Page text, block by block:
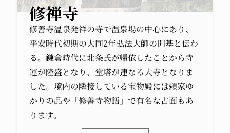
修禅寺
修善寺温泉発祥の寺で温泉場の中心にあり、
平安時代初期の大同2年弘法大師の開基と伝わ
る。鎌倉時代に北条氏が帰依したことから寺
運が隆盛となり、堂塔が連なる大寺となりま
した。境内の隣接している宝物殿には頼家ゆ
かりの品や「修善寺物語」で有名な古面もあ
ります。